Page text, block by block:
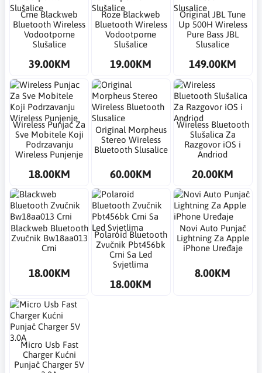
Crne Blackweb
Bluetooth Wireless
Vodootporne
Slušalice
39.00KM
Roze Blackweb
Bluetooth Wireless
Vodootporne
Slušalice
19.00KM
Original JBL Tune
Up 500H Wireless
Pure Bass JBL
Slusalice
149.00KM
Wireless Punjac Za
Sve Mobitele Koji
Podrzavanju
Wireless Punjenje
18.00KM
Original Morpheus
Stereo Wireless
Bluetooth Slusalice
60.00KM
Wireless Bluetooth
Slušalica Za
Razgovor iOS i
Andriod
20.00KM
Blackweb Bluetooth
Zvučnik Bw18aa013
Crni
18.00KM
Polaroid Bluetooth
Zvučnik Pbt456bk
Crni Sa Led
Svjetlima
18.00KM
Novi Auto Punjač
Lightning Za Apple
iPhone Uređaje
8.00KM
Micro Usb Fast
Charger Kućni
Punjač Charger 5V